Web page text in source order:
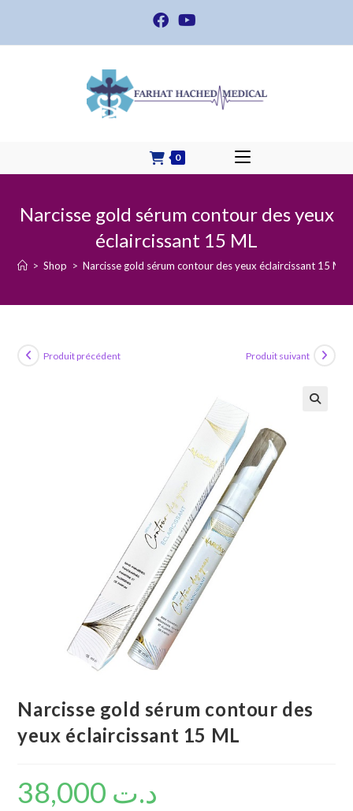
content
0
Narcisse gold sérum contour des yeux
éclaircissant 15 ML
> Shop > Narcisse gold sérum contour des yeux éclaircissant 15 ML
Produit précédent Produit suivant
Narcisse gold sérum contour des
yeux éclaircissant 15 ML
د.ت